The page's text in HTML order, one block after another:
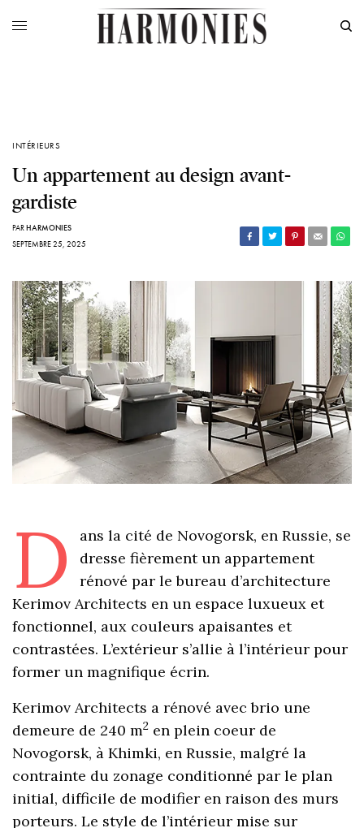
INTÉRIEURS
Un appartement au design avant-
gardiste
PARHARMONIES
SEPTEMBRE 25, 2025
D
ans la cité de Novogorsk, en Russie, se
dresse fièrement un appartement
rénové par le bureau d’architecture
Kerimov Architects en un espace luxueux et
fonctionnel, aux couleurs apaisantes et
contrastées. L’extérieur s’allie à l’intérieur pour
former un magnifique écrin.
Kerimov Architects a rénové avec brio une
demeure de 240 m2 en plein coeur de
Novogorsk, à Khimki, en Russie, malgré la
contrainte du zonage conditionné par le plan
initial, difficile de modifier en raison des murs
porteurs. Le style de l’intérieur mise sur